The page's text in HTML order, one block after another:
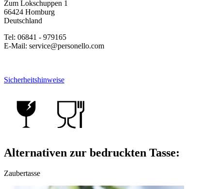
Zum Lokschuppen 1
66424 Homburg
Deutschland
Tel: 06841 - 979165
E-Mail: service@personello.com
Sicherheitshinweise
Alternativen zur bedruckten Tasse:
Zaubertasse